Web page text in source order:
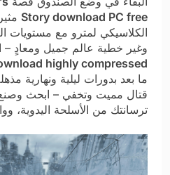
Story download PC free
الكلاسيكي لمترو مع مستويات
وغير خطية عالم جميل ومعادٍ –
highly compressed
ما بعد بدورات ليلية ونهارية
قتال مميت وتخفي – ابحث
ترسانتك من الأسلحة اليدوية،